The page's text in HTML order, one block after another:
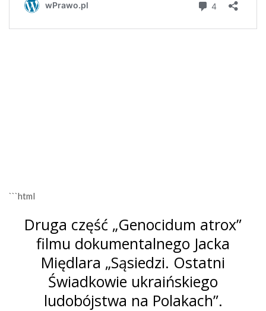
```html
Druga część „Genocidum atrox”
filmu dokumentalnego Jacka
Międlara „Sąsiedzi. Ostatni
Świadkowie ukraińskiego
ludobójstwa na Polakach”.